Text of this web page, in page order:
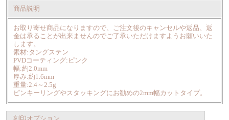
商品説明
お取り寄せ商品になりますので、ご注文後のキャンセルや返品、返
金は承ることが出来ませんのでご了承いただけますようお願いいた
します。
素材:タングステン
PVDコーティング:ピンク
幅:約2.0mm
厚み:約1.6mm
重量:2.4～2.5g
ピンキーリングやスタッキングにお勧めの2mm幅カットタイプ。
刻印オプション